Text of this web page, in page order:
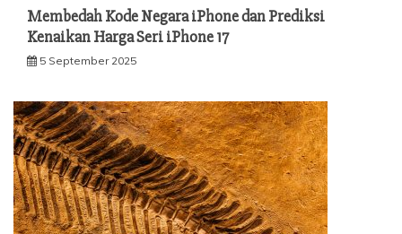
Membedah Kode Negara iPhone dan Prediksi
Kenaikan Harga Seri iPhone 17
5 September 2025